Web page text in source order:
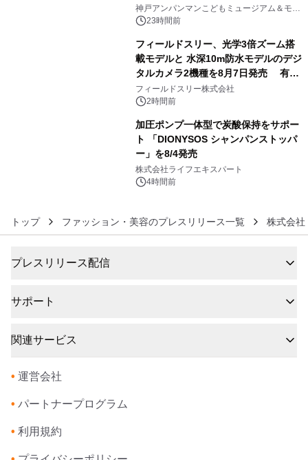
オープン
神戸アンパンマンこどもミュージアム＆モー
ル 23時間前
フィールドスリー、光学3倍ズーム搭
載モデルと 水深10m防水モデルのデジ
タルカメラ2機種を8月7日発売 有効
約1300万画素、用途別に選べるコンデ
ジ新登場
フィールドスリー株式会社
2時間前
加圧ポンプ一体型で炭酸保持をサポー
ト 「DIONYSOS シャンパンストッパ
ー」を8/4発売
株式会社ライフエキスパート
4時間前
トップ ファッション・美容のプレスリリース一覧 株式会社
プレスリリース配信
サポート
関連サービス
• 運営会社
• パートナープログラム
• 利用規約